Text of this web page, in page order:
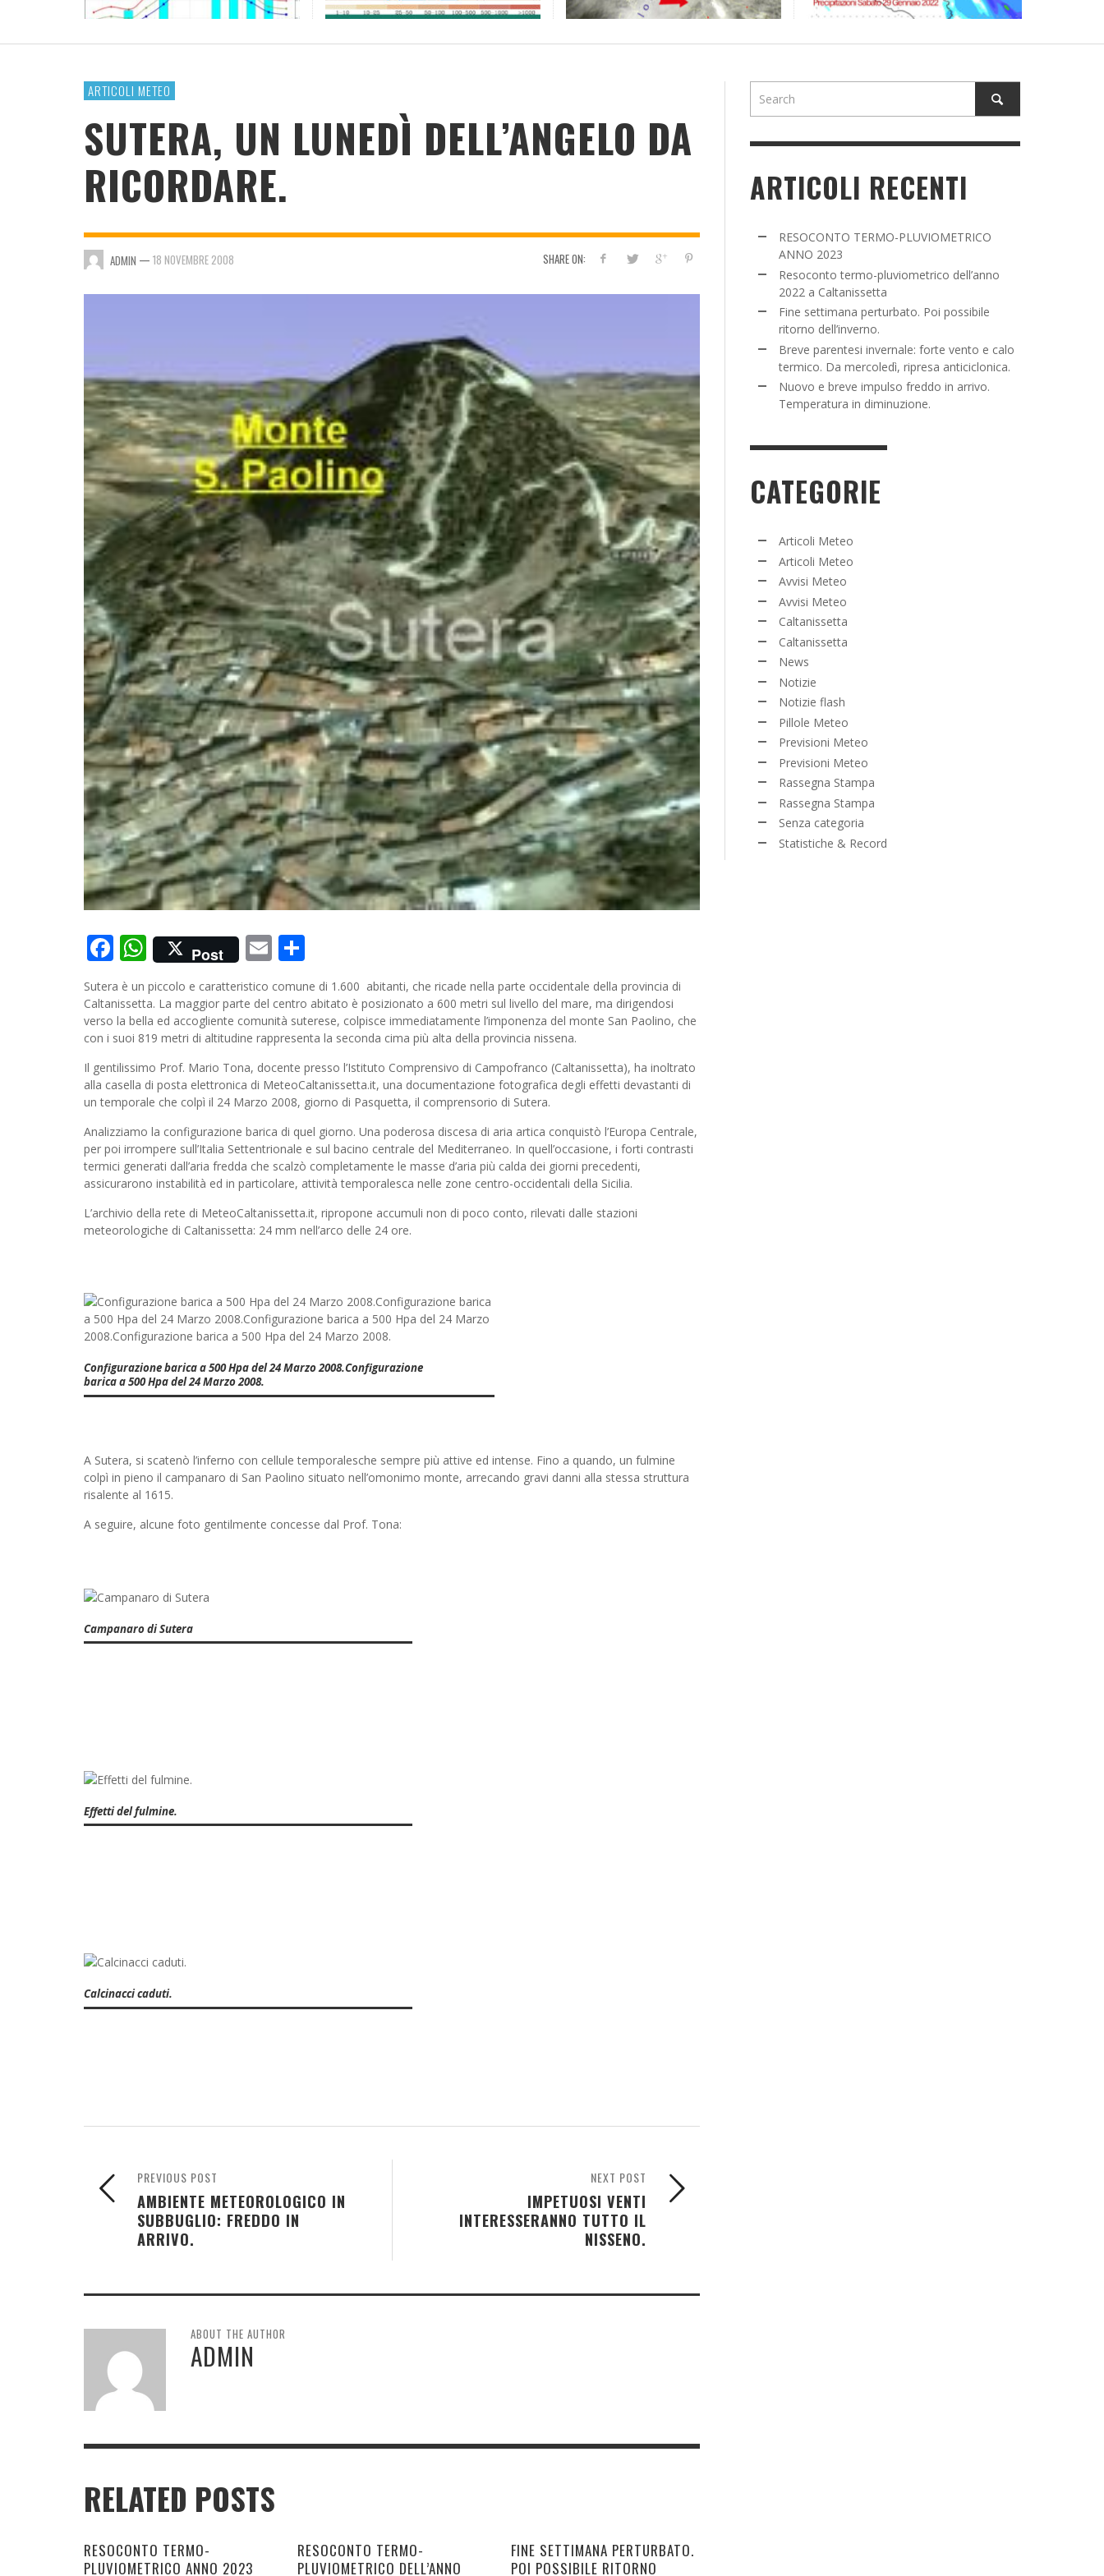
2023
DELL’ANNO 2022 A CALTANISSETTA
RITORNO DELL’INVERNO.
ARTICOLI METEO
SUTERA, UN LUNEDÌ DELL’ANGELO DA
RICORDARE.
SHARE ON:
ADMIN — 18 NOVEMBRE 2008
Facebook
WhatsApp
Post Email
Sutera è un piccolo e caratteristico comune di 1.600 abitanti, che ricade nella parte occidentale della provincia di
Caltanissetta. La maggior parte del centro abitato è posizionato a 600 metri sul livello del mare, ma dirigendosi
verso la bella ed accogliente comunità suterese, colpisce immediatamente l’imponenza del monte San Paolino, che
con i suoi 819 metri di altitudine rappresenta la seconda cima più alta della provincia nissena.
Il gentilissimo Prof. Mario Tona, docente presso l’Istituto Comprensivo di Campofranco (Caltanissetta), ha inoltrato
alla casella di posta elettronica di MeteoCaltanissetta.it, una documentazione fotografica degli effetti devastanti di
un temporale che colpì il 24 Marzo 2008, giorno di Pasquetta, il comprensorio di Sutera.
Analizziamo la configurazione barica di quel giorno. Una poderosa discesa di aria artica conquistò l’Europa Centrale,
per poi irrompere sull’Italia Settentrionale e sul bacino centrale del Mediterraneo. In quell’occasione, i forti contrasti
termici generati dall’aria fredda che scalzò completamente le masse d’aria più calda dei giorni precedenti,
assicurarono instabilità ed in particolare, attività temporalesca nelle zone centro-occidentali della Sicilia.
L’archivio della rete di MeteoCaltanissetta.it, ripropone accumuli non di poco conto, rilevati dalle stazioni
meteorologiche di Caltanissetta: 24 mm nell’arco delle 24 ore.
Configurazione barica a 500 Hpa del 24 Marzo 2008.Configurazione
barica a 500 Hpa del 24 Marzo 2008.
A Sutera, si scatenò l’inferno con cellule temporalesche sempre più attive ed intense. Fino a quando, un fulmine
colpì in pieno il campanaro di San Paolino situato nell’omonimo monte, arrecando gravi danni alla stessa struttura
risalente al 1615.
A seguire, alcune foto gentilmente concesse dal Prof. Tona:
Campanaro di Sutera
Effetti del fulmine.
Calcinacci caduti.
NEXT POST
IMPETUOSI VENTI
INTERESSERANNO TUTTO IL
NISSENO.
PREVIOUS POST
AMBIENTE METEOROLOGICO IN
SUBBUGLIO: FREDDO IN
ARRIVO.
ABOUT THE AUTHOR
ADMIN
RELATED POSTS
RESOCONTO TERMO-
PLUVIOMETRICO ANNO 2023
RESOCONTO TERMO-
PLUVIOMETRICO DELL’ANNO
FINE SETTIMANA PERTURBATO.
POI POSSIBILE RITORNO
ARTICOLI RECENTI
RESOCONTO TERMO-PLUVIOMETRICO
ANNO 2023
Resoconto termo-pluviometrico dell’anno
2022 a Caltanissetta
Fine settimana perturbato. Poi possibile
ritorno dell’inverno.
Breve parentesi invernale: forte vento e calo
termico. Da mercoledì, ripresa anticiclonica.
Nuovo e breve impulso freddo in arrivo.
Temperatura in diminuzione.
CATEGORIE
Articoli Meteo
Articoli Meteo
Avvisi Meteo
Avvisi Meteo
Caltanissetta
Caltanissetta
News
Notizie
Notizie flash
Pillole Meteo
Previsioni Meteo
Previsioni Meteo
Rassegna Stampa
Rassegna Stampa
Senza categoria
Statistiche & Record